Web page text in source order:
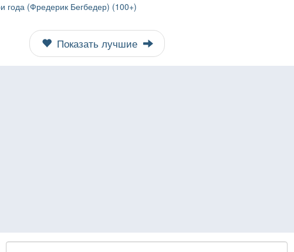
года (Фредерик Бегбедер) (100+)
Показать лучшие